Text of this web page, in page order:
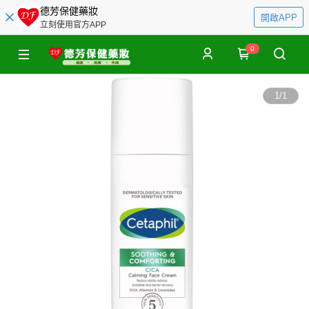
德芳保健藥妝
立刻使用官方APP
開啟APP
0
1/1